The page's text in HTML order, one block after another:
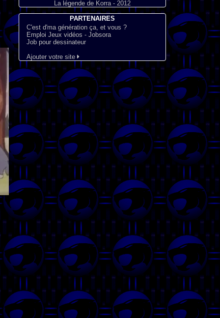
La légende de Korra - 2012
PARTENAIRES
C'est d'ma génération ça, et vous ?
Emploi Jeux vidéos - Jobsora
Job pour dessinateur
Ajouter votre site